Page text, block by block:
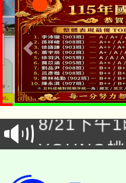
「本色祭
場熱烈登
8/21下午
徵才活動
YOUNG